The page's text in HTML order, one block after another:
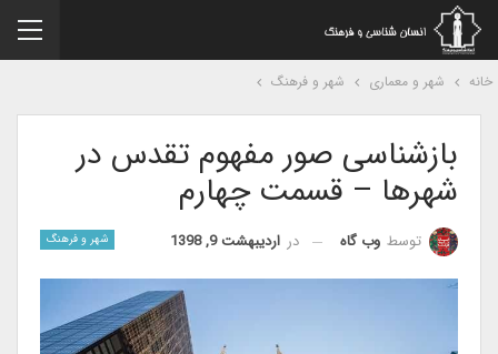
شهر و معماری شهر و فرهنگ
بازشناسی صور مفهوم تقدس در
شهرها – قسمت چهارم
شهر و فرهنگ توسطوب گاه دراردیبهشت 9, 1398